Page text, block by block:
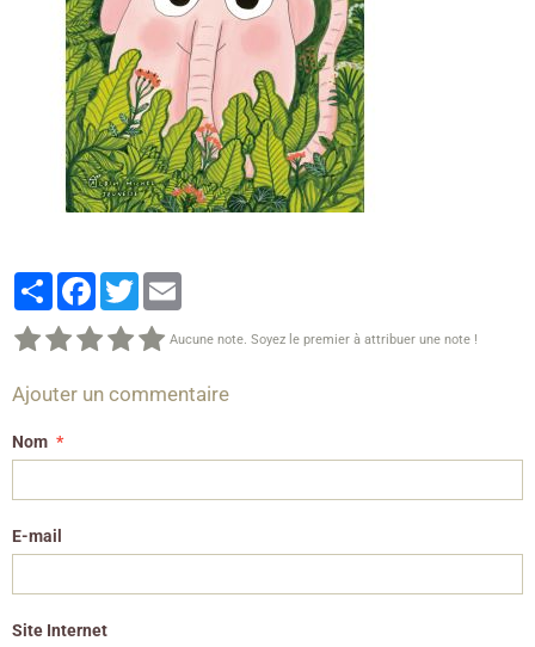
PartagerFacebook
Twitter
Aucune note. Soyez le premier à attribuer une note !
Ajouter un commentaire
Nom
E-mail
Site Internet